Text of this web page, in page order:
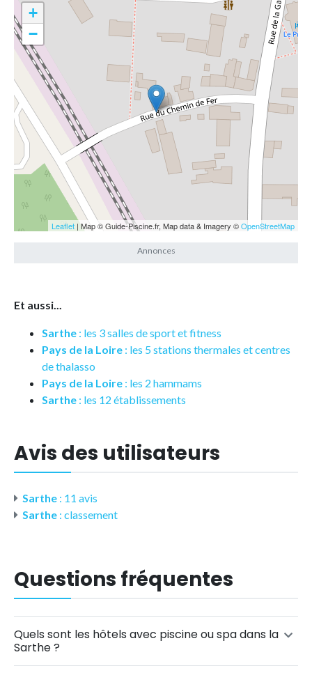
+
−
Leaflet | Map © Guide-Piscine.fr, Map data & Imagery ©OpenStreetMap
Et aussi...
Sarthe : les 3 salles de sport et fitness
Pays de la Loire : les 5 stations thermales et centres
de thalasso
Pays de la Loire : les 2 hammams
Sarthe : les 12 établissements
Avis des utilisateurs
Sarthe : 11 avis
Sarthe : classement
Questions fréquentes
Quels sont les hôtels avec piscine ou spa dans la
Sarthe ?